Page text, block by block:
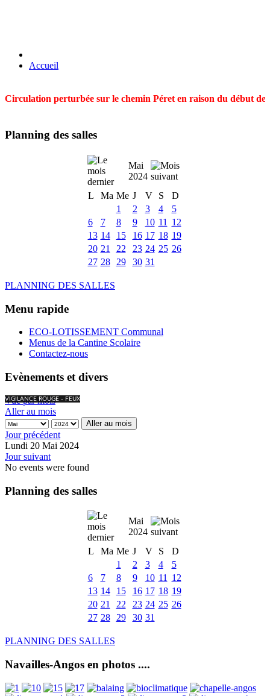
Accueil
Circulation perturbée sur le chemin Péret en raison du début
Planning des salles
Mai
2024
L
Ma Me J V S
D
1
2 3 4
5
6
7 8 9 10 11
12
13 14 15 16 17 18 19
20 21 22 23 24 25 26
27 28 29 30 31
PLANNING DES SALLES
Menu rapide
ECO-LOTISSEMENT Communal
Menus de la Cantine Scolaire
Contactez-nous
Evènements et divers
VIGILANCE ROUGE - FEUX
Vue par mois
Aller au mois
Aller au mois
Jour précédent
Lundi 20 Mai 2024
Jour suivant
No events were found
Planning des salles
Mai
2024
L
Ma Me J V S
D
1
2 3 4
5
6
7 8 9 10 11
12
13 14 15 16 17 18 19
20 21 22 23 24 25 26
27 28 29 30 31
PLANNING DES SALLES
Navailles-Angos en photos ....